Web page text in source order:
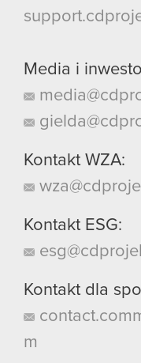
Media i
Kontakt WZA:
Kontakt ESG:
Kontakt dla
m